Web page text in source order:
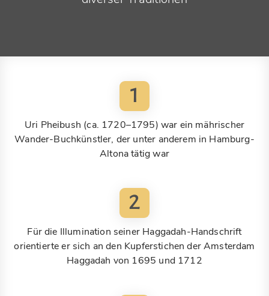
1
Uri Pheibush (ca. 1720–1795) war ein mährischer
Wander-Buchkünstler, der unter anderem in Hamburg-
Altona tätig war
2
Für die Illumination seiner Haggadah-Handschrift
orientierte er sich an den Kupferstichen der Amsterdam
Haggadah von 1695 und 1712